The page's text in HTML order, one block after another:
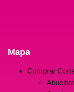
Mapa
Comprar